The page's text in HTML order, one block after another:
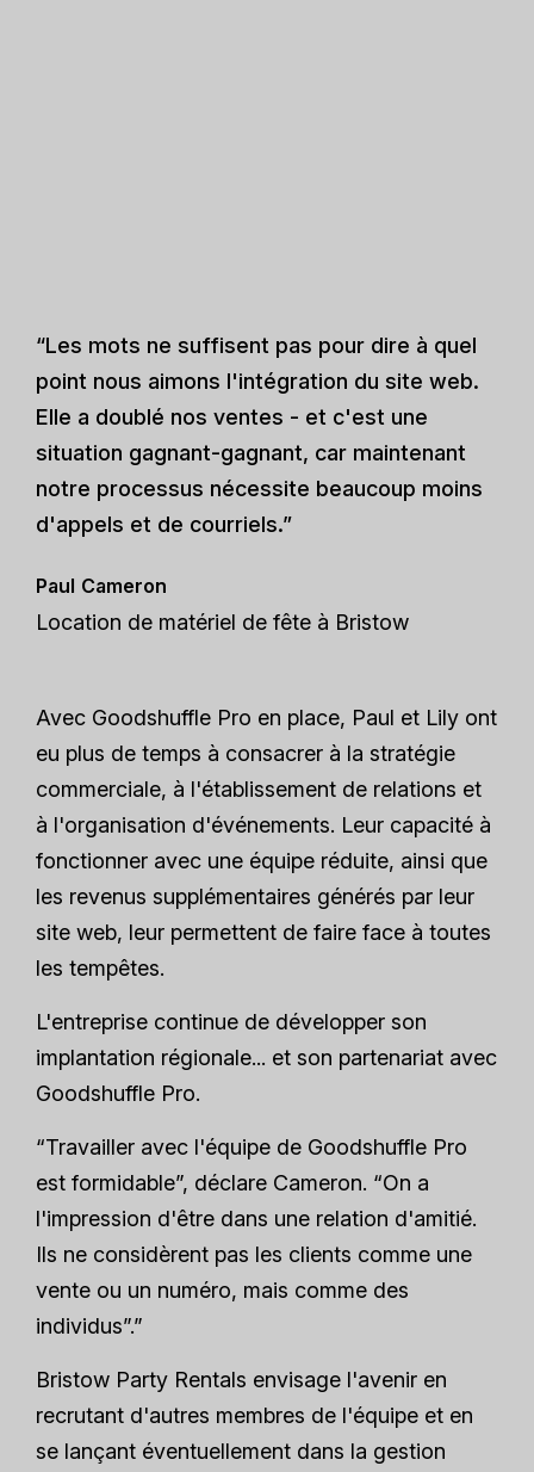
“Les mots ne suffisent pas pour dire à quel
point nous aimons l'intégration du site web.
Elle a doublé nos ventes - et c'est une
situation gagnant-gagnant, car maintenant
notre processus nécessite beaucoup moins
d'appels et de courriels.”
Paul Cameron
Location de matériel de fête à Bristow
Avec Goodshuffle Pro en place, Paul et Lily ont
eu plus de temps à consacrer à la stratégie
commerciale, à l'établissement de relations et
à l'organisation d'événements. Leur capacité à
fonctionner avec une équipe réduite, ainsi que
les revenus supplémentaires générés par leur
site web, leur permettent de faire face à toutes
les tempêtes.
L'entreprise continue de développer son
implantation régionale... et son partenariat avec
Goodshuffle Pro.
“Travailler avec l'équipe de Goodshuffle Pro
est formidable”, déclare Cameron. “On a
l'impression d'être dans une relation d'amitié.
Ils ne considèrent pas les clients comme une
vente ou un numéro, mais comme des
individus”.”
Bristow Party Rentals envisage l'avenir en
recrutant d'autres membres de l'équipe et en
se lançant éventuellement dans la gestion